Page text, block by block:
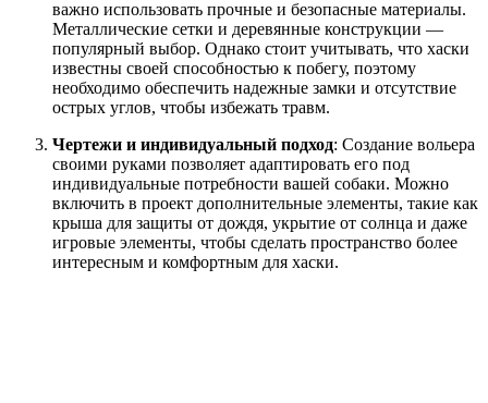
важно использовать прочные и безопасные материалы.
Металлические сетки и деревянные конструкции —
популярный выбор. Однако стоит учитывать, что хаски
известны своей способностью к побегу, поэтому
необходимо обеспечить надежные замки и отсутствие
острых углов, чтобы избежать травм.
Чертежи и индивидуальный подход: Создание вольера
своими руками позволяет адаптировать его под
индивидуальные потребности вашей собаки. Можно
включить в проект дополнительные элементы, такие как
крыша для защиты от дождя, укрытие от солнца и даже
игровые элементы, чтобы сделать пространство более
интересным и комфортным для хаски.